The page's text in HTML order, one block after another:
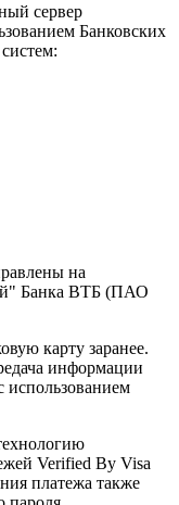
сервер
Банковских
на
Банка ВТБ (ПАО
карту заранее.
информации
использованием
Verified By Visa
платежа также